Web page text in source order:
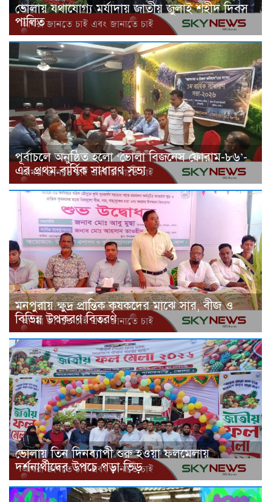
ভোলায় যথাযোগ্য মর্যাদায় জাতীয় জুলাই শহীদ দিবস
পালিত
পূর্বাচলে অনুষ্ঠিত হলো ‘ভোলা বিজনেস ফোরাম-৮৬’-
এর প্রথম বার্ষিক সাধারণ সভা
মনপুরায় ক্ষুদ্র প্রান্তিক কৃষকদের মাঝে সার, বীজ ও
বিভিন্ন উপকরণ বিতরণ
ভোলায় তিন দিনব্যাপী শুরু হওয়া ফলমেলায়
দর্শনার্থীদের উপচে পড়া ভিড়